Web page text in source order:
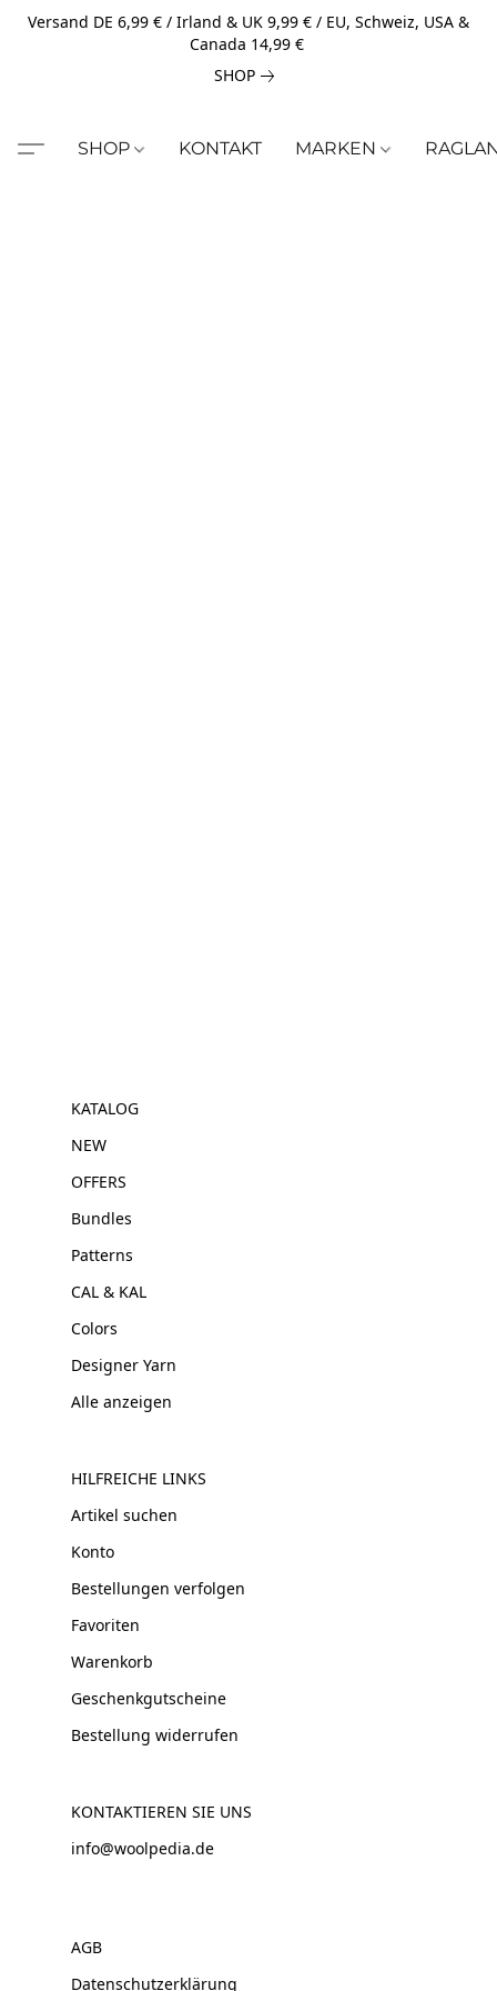
Versand DE 6,99 € / Irland & UK 9,99 € / EU, Schweiz, USA &
Canada 14,99 €
SHOP
SHOP KONTAKT MARKEN
KATALOG
NEW
OFFERS
Bundles
Patterns
CAL & KAL
Colors
Designer Yarn
Alle anzeigen
HILFREICHE LINKS
Artikel suchen
Konto
Bestellungen verfolgen
Favoriten
Warenkorb
Geschenkgutscheine
Bestellung widerrufen
KONTAKTIEREN SIE UNS
info@woolpedia.de
AGB
Datenschutzerklärung